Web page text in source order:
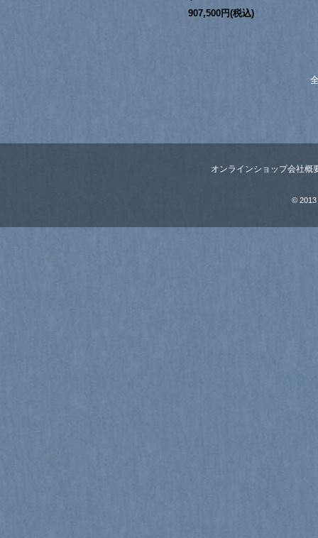
907,500円(税込)
オンラインショップ会社概
© 2013